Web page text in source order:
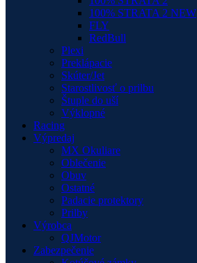
100% STRATA 2 NEW
FLY
RedBull
Plexi
Preklápacie
Skúter/Jet
Starostlivosť o prilbu
Štuple do uší
Výklopné
Racing
Výpredaj
MX Okuliare
Oblečenie
Obuv
Ostatné
Padacie protektory
Prilby
Výrobca
QJMotor
Zabezpečenie